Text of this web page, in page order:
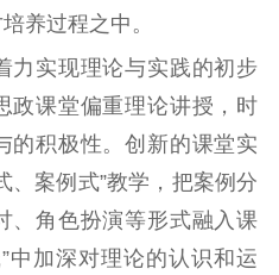
文艺
惠民
文化传承
改革
文化产业
活动 紫艺舞台
文明
实践
文明培育
养过程之中。
实现理论与实践的初步
政课堂偏重理论讲授，时
的积极性。创新的课堂实
、案例式”教学，把案例分
、角色扮演等形式融入课
中加深对理论的认识和运